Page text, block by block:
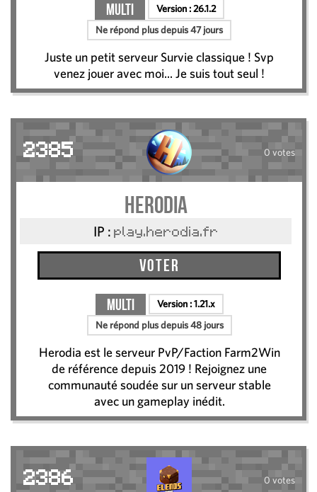
Multi Version :26.1.2
Ne répond plus depuis 47 jours
Juste un petit serveur Survie classique ! Svp
venez jouer avec moi... Je suis tout seul !
2385 0 votes
Herodia
IP : play.herodia.fr
Voter
Multi Version :1.21.x
Ne répond plus depuis 48 jours
Herodia est le serveur PvP/Faction Farm2Win
de référence depuis 2019 ! Rejoignez une
communauté soudée sur un serveur stable
avec un gameplay inédit.
2386 0 votes